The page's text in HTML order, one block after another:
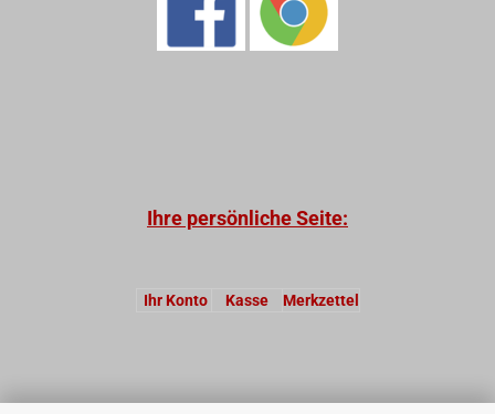
Ihre persönliche Seite:
Ihr Konto Kasse Merkzettel